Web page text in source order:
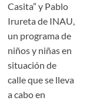
Casita” y Pablo
Irureta de INAU,
un programa de
niños y niñas en
situación de
calle que se lleva
a cabo en